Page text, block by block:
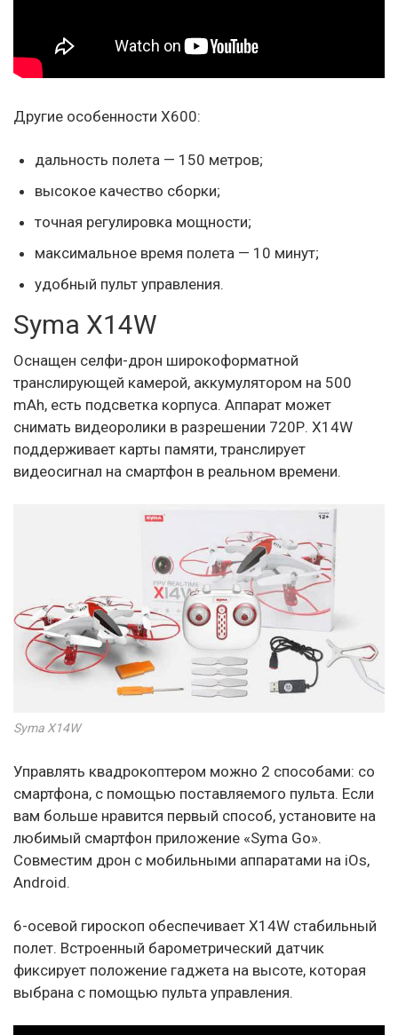
Другие особенности X600:
дальность полета — 150 метров;
высокое качество сборки;
точная регулировка мощности;
максимальное время полета — 10 минут;
удобный пульт управления.
Syma X14W
Оснащен селфи-дрон широкоформатной
транслирующей камерой, аккумулятором на 500
mAh, есть подсветка корпуса. Аппарат может
снимать видеоролики в разрешении 720Р. X14W
поддерживает карты памяти, транслирует
видеосигнал на смартфон в реальном времени.
Syma X14W
Управлять квадрокоптером можно 2 способами: со
смартфона, с помощью поставляемого пульта. Если
вам больше нравится первый способ, установите на
любимый смартфон приложение «Syma Go».
Совместим дрон с мобильными аппаратами на iOs,
Android.
6-осевой гироскоп обеспечивает X14W стабильный
полет. Встроенный барометрический датчик
фиксирует положение гаджета на высоте, которая
выбрана с помощью пульта управления.